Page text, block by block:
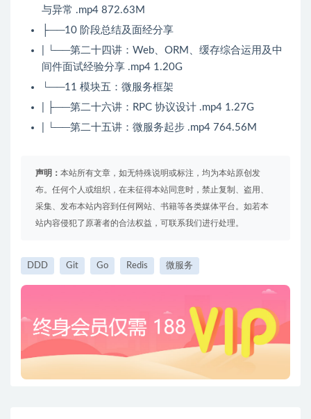
与异常 .mp4 872.63M
├──10 阶段总结及面经分享
| └──第二十四讲：Web、ORM、缓存综合运用及中
间件面试经验分享 .mp4 1.20G
└──11 模块五：微服务框架
| ├──第二十六讲：RPC 协议设计 .mp4 1.27G
| └──第二十五讲：微服务起步 .mp4 764.56M
声明： 本站所有文章，如无特殊说明或标注，均为本站原创发
布。任何个人或组织，在未征得本站同意时，禁止复制、盗用、
采集、发布本站内容到任何网站、书籍等各类媒体平台。如若本
站内容侵犯了原著者的合法权益，可联系我们进行处理。
DDD Git Go Redis 微服务